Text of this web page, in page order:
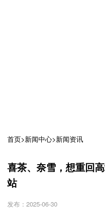
首页>新闻中心>新闻资讯
喜茶、奈雪，想重回
站
发布：2025-06-30